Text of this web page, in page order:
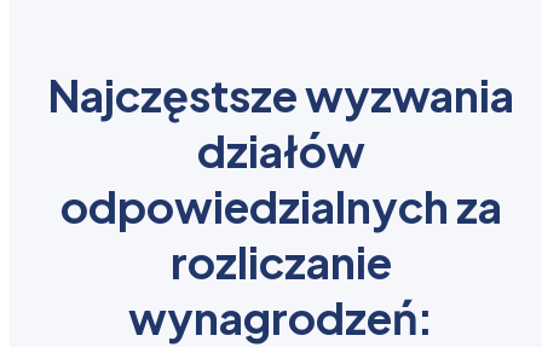
Najczęstsze wyzwania
działów
odpowiedzialnych za
rozliczanie
wynagrodzeń: